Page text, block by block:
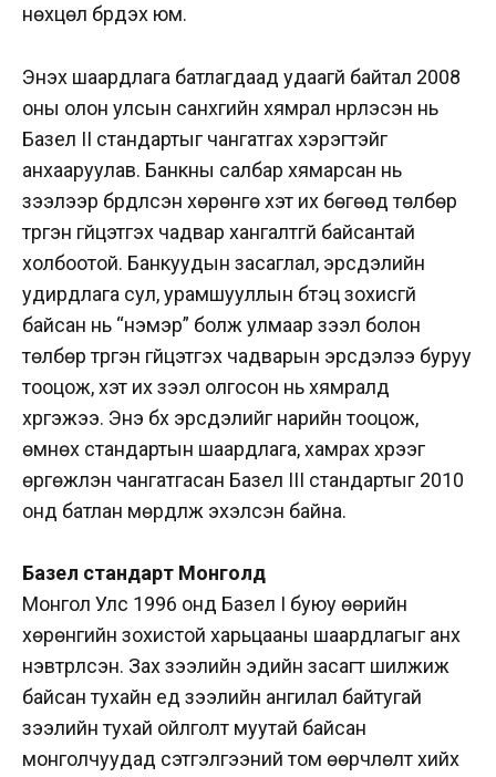
нөхцөл бүрдэх юм.
Энэхүү шаардлага батлагдаад удаагүй байтал 2008
оны олон улсын санхүүгийн хямрал нүүрлэсэн нь
Базел II стандартыг чангатгах хэрэгтэйг
анхааруулав. Банкны салбар хямарсан нь
зээлээр бүрдүүлсэн хөрөнгө хэт их бөгөөд төлбөр
түргэн гүйцэтгэх чадвар хангалтгүй байсантай
холбоотой. Банкуудын засаглал, эрсдэлийн
удирдлага сул, урамшууллын бүтэц зохисгүй
байсан нь “нэмэр” болж улмаар зээл болон
төлбөр түргэн гүйцэтгэх чадварын эрсдэлээ буруу
тооцож, хэт их зээл олгосон нь хямралд
хүргэжээ. Энэ бүх эрсдэлийг нарийн тооцож,
өмнөх стандартын шаардлага, хамрах хүрээг
өргөжүүлэн чангатгасан Базел III стандартыг 2010
онд батлан мөрдүүлж эхэлсэн байна.
Базел стандарт Монголд
Монгол Улс 1996 онд Базел I буюу өөрийн
хөрөнгийн зохистой харьцааны шаардлагыг анх
нэвтрүүлсэн. Зах зээлийн эдийн засагт шилжиж
байсан тухайн үед зээлийн ангилал байтугай
зээлийн тухай ойлголт муутай байсан
монголчуудад сэтгэлгээний том өөрчлөлт хийх